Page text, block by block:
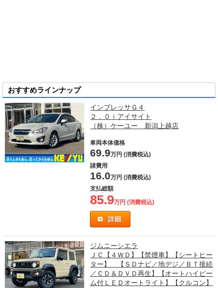
おすすめラインナップ
インプレッサＧ４
２．０ｉアイサイト
（株）ケーユー 新潟上越店
車両本体価格
69.9万円 (消費税込)
諸費用
16.0万円 (消費税込)
支払総額
85.9万円 (消費税込)
ジムニーシエラ
ＪＣ【４ＷＤ】【禁煙車】【シートヒー
ター】 【ＳＤナビ／地デジ／ＢＴ接続
／ＣＤ＆ＤＶＤ再生】【オートハイビー
ム付ＬＥＤオートライト】【クルコン】